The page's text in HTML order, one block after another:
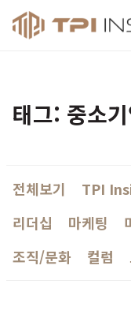
태그: 중소
전체보기 TPI
리더십
마케팅
조직/문화
컬럼